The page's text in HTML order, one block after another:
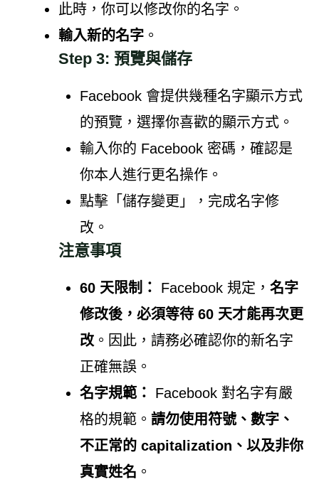
此時，你可以修改你的名字。
輸入新的名字。
Step 3: 預覽與儲存
Facebook 會提供幾種名字顯示方式
的預覽，選擇你喜歡的顯示方式。
輸入你的 Facebook 密碼，確認是
你本人進行更名操作。
點擊「儲存變更」，完成名字修
改。
注意事項
60 天限制： Facebook 規定， 名字
修改後，必須等待 60 天才能再次更
改。因此，請務必確認你的新名字
正確無誤。
名字規範：
Facebook 對名字有嚴
格的規範。 請勿使用符號、數字、
不正常的 capitalization、以及非你
真實姓名 。